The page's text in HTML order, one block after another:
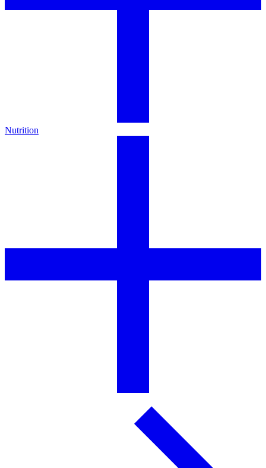
Nutrition